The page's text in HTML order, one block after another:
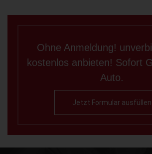
Ohne Anmeldung!
kostenlos anbieten! Sofort
Auto.
Jetzt Formular ausfüllen